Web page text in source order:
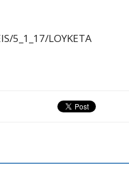
5_1_17/LOYKETA